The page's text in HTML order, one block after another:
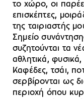
το χώρο, οι
επισκέπτες,
της ταιριαστής
Σημείο
συζητούνται τα
αθλητικά, φυσικά,
Καφέδες, τσάι,
σερβίρονται ως
περιοχή όπου